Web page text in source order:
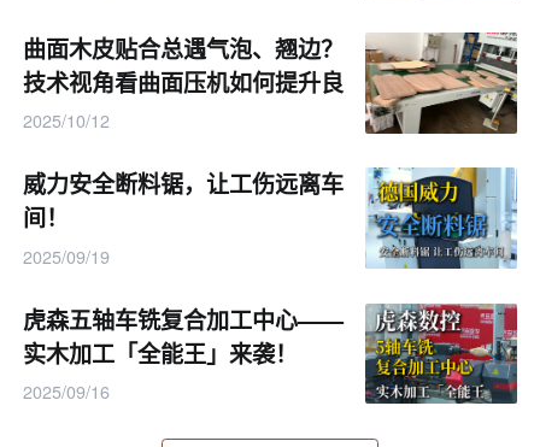
最后，传统生产方式的生产成本较高，人工成本上
升和原材料浪费严重，给企业带来较大的经济压力。同
企业的利润空间被进一步压缩。
03 高效实木餐桌椅生产线方案设计
曲面木皮贴合总遇气泡、翘边？
技术视角看曲面压机如何提升良
品率！
2025/10/12
威力安全断料锯，让工伤远离车
间！
2025/09/19
虎森五轴车铣复合加工中心——
实木加工「全能王」来袭！
2025/09/16